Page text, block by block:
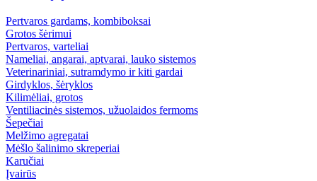
Pertvaros gardams, kombiboksai
Grotos šėrimui
Pertvaros, varteliai
Nameliai, angarai, aptvarai, lauko sistemos
Veterinariniai, sutramdymo ir kiti gardai
Girdyklos, šėryklos
Kilimėliai, grotos
Ventiliacinės sistemos, užuolaidos fermoms
Šepečiai
Melžimo agregatai
Mėšlo šalinimo skreperiai
Karučiai
Įvairūs